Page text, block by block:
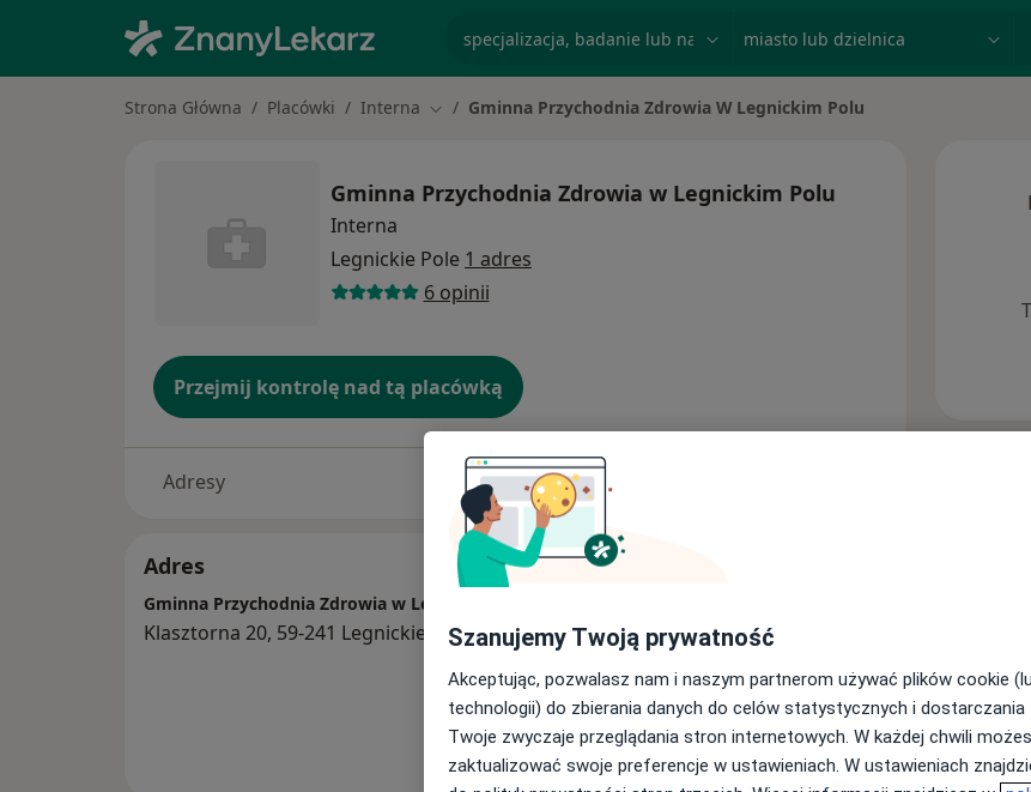
Strona Główna Placówki Interna Zmień miasto
Gminna Przychodnia Zdrowia W Legnickim Polu
Gminna Przychodnia Zdrowia w Legnickim Polu
Interna
Legnickie Pole 1 adres
6 opinii
Przejmij kontrolę nad tą placówką
Adresy Opinie
Adres
Powiększ mapę
Gminna Przychodnia Zdrowia w Legnickim Polu
Klasztorna 20, 59-241 Legnickie PoleSzanujemy Twoją prywatność
Akceptując, pozwalasz nam i naszym partnerom używać plików cookie
technologii) do zbierania danych do celów statystycznych i
Twoje zwyczaje przeglądania stron internetowych. W każdej chwili
zaktualizować swoje preferencje w ustawieniach. W ustawieniach